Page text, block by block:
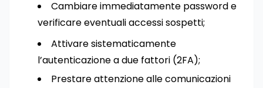
Cambiare immediatamente password e
verificare eventuali accessi sospetti;
Attivare sistematicamente
l’autenticazione a due fattori (2FA);
Prestare attenzione alle comunicazioni